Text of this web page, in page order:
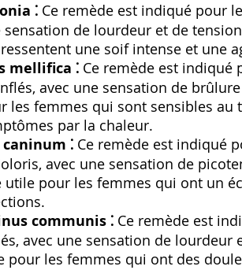
⁚ Ce remède est indiqué pour
sensation de lourdeur et de
une soif intense et une
mellifica ⁚ Ce remède est indiqué
avec une sensation de
les femmes qui sont sensibles au
par la chaleur.
caninum ⁚ Ce remède est indiqué
avec une sensation de
utile pour les femmes qui ont un
communis ⁚ Ce remède est
avec une sensation de
pour les femmes qui ont des